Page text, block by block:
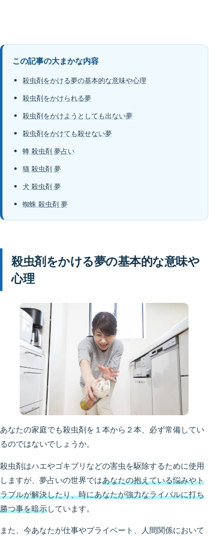
この記事の大まかな内容
殺虫剤をかける夢の基本的な意味や心理
殺虫剤をかけられる夢
殺虫剤をかけようとしても出ない夢
殺虫剤をかけても殺せない夢
蜂 殺虫剤 夢占い
猫 殺虫剤 夢
犬 殺虫剤 夢
蜘蛛 殺虫剤 夢
殺虫剤をかける夢の基本的な意味や
心理
あなたの家庭でも殺虫剤を１本から２本、必ず常備してい
るのではないでしょうか。
殺虫剤はハエやゴキブリなどの害虫を駆除するために使用
しますが、夢占いの世界ではあなたの抱えている悩みやト
ラブルが解決したり、時にあなたが強力なライバルに打ち
勝つ事を暗示しています。
また、今あなたが仕事やプライベート、人間関係において